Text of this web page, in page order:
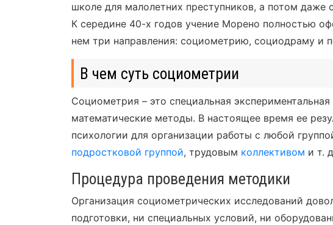
школе для малолетних преступников, а потом даже
К середине 40-х годов учение Морено полностью
нем три направления: социометрию, социодраму и
В чем суть социометрии
Социометрия – это специальная
математические методы. В настоящее время ее
психологии для организации работы с любой
подростковой группой, трудовым коллективом и т.
Процедура проведения методики
Организация социометрических исследований
подготовки, ни специальных условий, ни